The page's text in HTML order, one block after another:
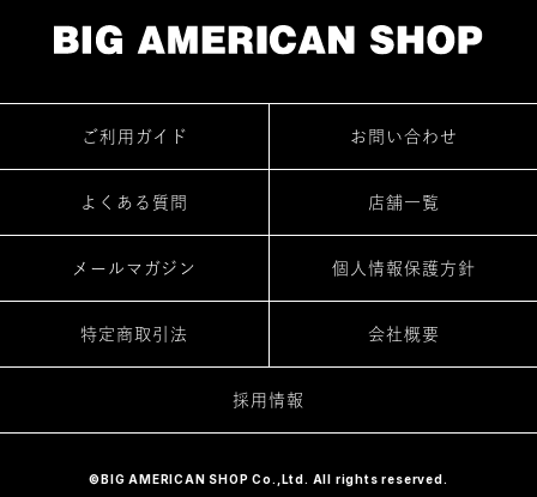
ご利用ガイド お問い合わせ
よくある質問 店舗一覧
メールマガジン 個人情報保護方針
特定商取引法 会社概要
採用情報
©BIG AMERICAN SHOP Co.,Ltd. All rights reserved.